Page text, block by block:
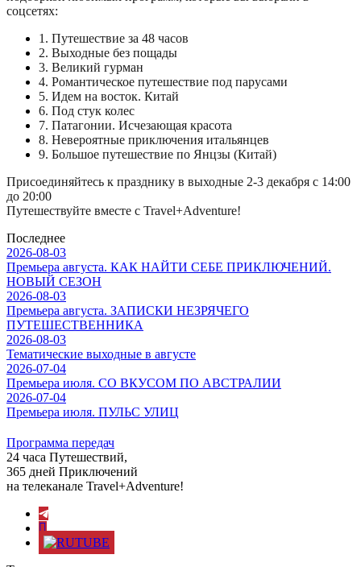
соцсетях:
1. Путешествие за 48 часов
2. Выходные без пощады
3. Великий гурман
4. Романтическое путешествие под парусами
5. Идем на восток. Китай
6. Под стук колес
7. Патагонии. Исчезающая красота
8. Невероятные приключения итальянцев
9. Большое путешествие по Янцзы (Китай)
Присоединяйтесь к празднику в выходные 2-3 декабря с 14:00
до 20:00
Путешествуйте вместе с Travel+Adventure!
Последнее
2026-08-03
Премьера августа. КАК НАЙТИ СЕБЕ ПРИКЛЮЧЕНИЙ.
НОВЫЙ СЕЗОН
2026-08-03
Премьера августа. ЗАПИСКИ НЕЗРЯЧЕГО
ПУТЕШЕСТВЕННИКА
2026-08-03
Тематические выходные в августе
2026-07-04
Премьера июля. СО ВКУСОМ ПО АВСТРАЛИИ
2026-07-04
Премьера июля. ПУЛЬС УЛИЦ
Программа передач
24 часа Путешествий,
365 дней Приключений
на телеканале Travel+Adventure!